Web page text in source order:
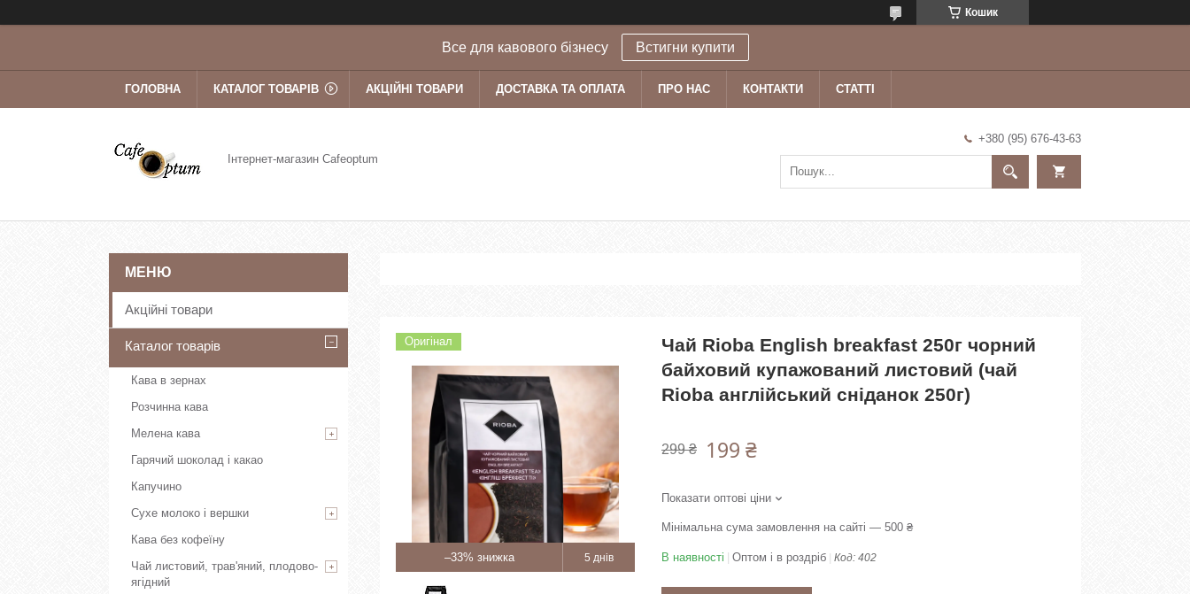
Кошик
Все для кавового бізнесу Встигни купити
ГОЛОВНА КАТАЛОГ ТОВАРІВ АКЦІЙНІ ТОВАРИ ДОСТАВКА ТА ОПЛАТА ПРО НАС КОНТАКТИ СТАТТІ
Інтернет-магазин Cafeoptum
+380 (95) 676-43-63
–33% 5 днів
Оригінал
Чай Rioba English breakfast 250г чорний
байховий купажований листовий (чай
Rioba англійський сніданок 250г)
299 ₴ 199 ₴
Показати оптові ціни
Мінімальна сума замовлення на сайті — 500 ₴
В наявності Оптом і в роздріб Код: 402
Акційні товари
Каталог товарів
Кава в зернах
Розчинна кава
Мелена кава
Гарячий шоколад і какао
Капучино
Сухе молоко і вершки
Кава без кофеїну
Чай листовий, трав'яний, плодово-
ягідний